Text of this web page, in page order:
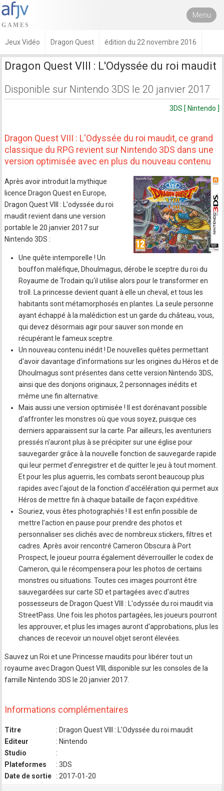
Menu
Jeux Vidéo Dragon Quest édition du 22 novembre 2016
Dragon Quest VIII : L'Odyssée du roi maudit
Disponible sur Nintendo 3DS le 20 janvier 2017
3DS [ Nintendo ]
Dragon Quest VIII : L'Odyssée du roi maudit, ce grand
classique du RPG revient sur Nintendo 3DS dans une
version optimisée avec en plus du nouveau contenu
Après avoir introduit la mythique
licence Dragon Quest en Europe,
Dragon Quest VIII : L'odyssée du roi
maudit revient dans une version
portable le 20 janvier 2017 sur
Nintendo 3DS :
Une quête intemporelle ! Un
bouffon maléfique, Dhoulmagus, dérobe le sceptre du roi du
Royaume de Trodain qu'il utilise alors pour le transformer en
troll. La princesse devient quant à elle un cheval, et tous les
habitants sont métamorphosés en plantes. La seule personne
ayant échappé à la malédiction est un garde du château, vous,
qui devez désormais agir pour sauver son monde en
récupérant le fameux sceptre.
Un nouveau contenu inédit ! De nouvelles quêtes permettant
d'avoir davantage d'informations sur les origines du Héros et de
Dhoulmagus sont présentes dans cette version Nintendo 3DS,
ainsi que des donjons originaux, 2 personnages inédits et
même une fin alternative.
Mais aussi une version optimisée ! Il est dorénavant possible
d'affronter les monstres où que vous soyez, puisque ces
derniers apparaissent sur la carte. Par ailleurs, les aventuriers
pressés n'auront plus à se précipiter sur une église pour
sauvegarder grâce à la nouvelle fonction de sauvegarde rapide
qui leur permet d'enregistrer et de quitter le jeu à tout moment.
Et pour les plus aguerris, les combats seront beaucoup plus
rapides avec l'ajout de la fonction d'accélération qui permet aux
Héros de mettre fin à chaque bataille de façon expéditive.
Souriez, vous êtes photographiés ! Il est enfin possible de
mettre l'action en pause pour prendre des photos et
personnaliser ses clichés avec de nombreux stickers, filtres et
cadres. Après avoir rencontré Cameron Obscura à Port
Prospect, le joueur pourra également déverrouiller le codex de
Cameron, qui le récompensera pour les photos de certains
monstres ou situations. Toutes ces images pourront être
sauvegardées sur carte SD et partagées avec d'autres
possesseurs de Dragon Quest VIII : L'odyssée du roi maudit via
StreetPass. Une fois les photos partagées, les joueurs pourront
les approuver, et plus les images auront d'approbations, plus les
chances de recevoir un nouvel objet seront élevées.
Sauvez un Roi et une Princesse maudits pour libérer tout un
royaume avec Dragon Quest VIII, disponible sur les consoles de la
famille Nintendo 3DS le 20 janvier 2017.
Informations complémentaires
Titre
: Dragon Quest VIII : L'Odyssée du roi maudit
Editeur
: Nintendo
Studio
:
Plateformes
: 3DS
Date de sortie
: 2017-01-20